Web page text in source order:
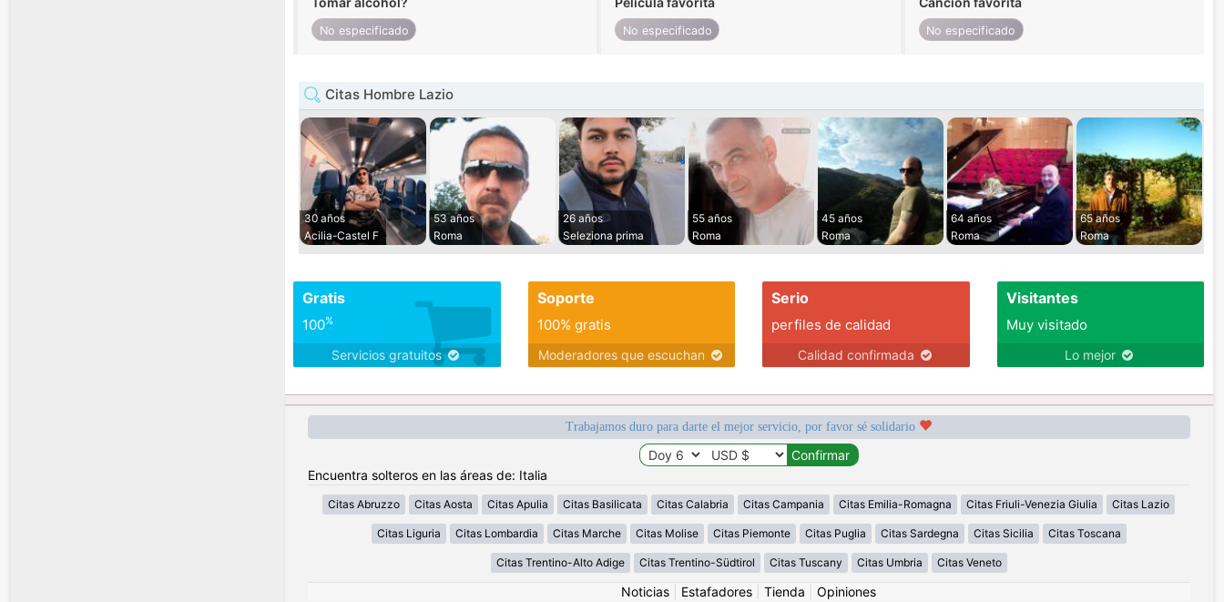
No especificado No especificado No especificado
Citas Hombre Lazio
30 años
Acilia-Castel F
53 años
Roma
26 años
Seleziona prima
55 años
Roma
45 años
Roma
64 años
Roma
65 años
Roma
Gratis
100%
Servicios gratuitos
Soporte
100% gratis
Moderadores que escuchan
Serio
perfiles de calidad
Calidad confirmada
Visitantes
Muy visitado
Lo mejor
Trabajamos duro para darte el mejor servicio, por favor sé solidario
Encuentra solteros en las áreas de: Italia
Citas Abruzzo Citas Aosta Citas Apulia Citas Basilicata Citas Calabria Citas Campania Citas Emilia-Romagna Citas Friuli-Venezia Giulia Citas Lazio
Citas Liguria Citas Lombardia Citas Marche Citas Molise Citas Piemonte Citas Puglia Citas Sardegna Citas Sicilia Citas Toscana
Citas Trentino-Alto Adige Citas Trentino-Südtirol Citas Tuscany Citas Umbria Citas Veneto
Noticias Estafadores Tienda Opiniones